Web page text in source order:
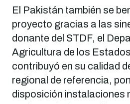
El Pakistán también se
proyecto gracias a las
donante del STDF, el
Agricultura de los
contribuyó en su calidad
regional de referencia,
disposición instalaciones